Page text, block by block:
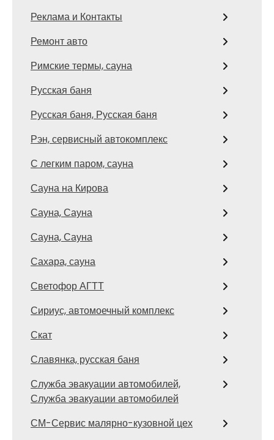
Реклама и Контакты
Ремонт авто
Римские термы, сауна
Русская баня
Русская баня, Русская баня
Рэн, сервисный автокомплекс
С легким паром, сауна
Сауна на Кирова
Сауна, Сауна
Сауна, Сауна
Сахара, сауна
Светофор АГТТ
Сириус, автомоечный комплекс
Скат
Славянка, русская баня
Служба эвакуации автомобилей,
Служба эвакуации автомобилей
СМ-Сервис малярно-кузовной цех